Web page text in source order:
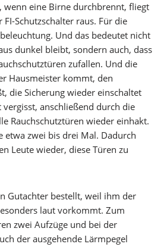
wenn eine Birne durchbrennt, fliegt
Schutzschalter raus. Für die
Und das bedeutet nicht
dunkel bleibt, sondern auch, dass
zufallen. Und die
Hausmeister kommt, den
die Sicherung wieder einschaltet
anschließend durch die
Rauchschutztüren wieder einhakt.
etwa zwei bis drei Mal. Dadurch
Leute wieder, diese Türen zu
Gutachter bestellt, weil ihm der
laut vorkommt. Zum
zwei Aufzüge und bei der
der ausgehende Lärmpegel